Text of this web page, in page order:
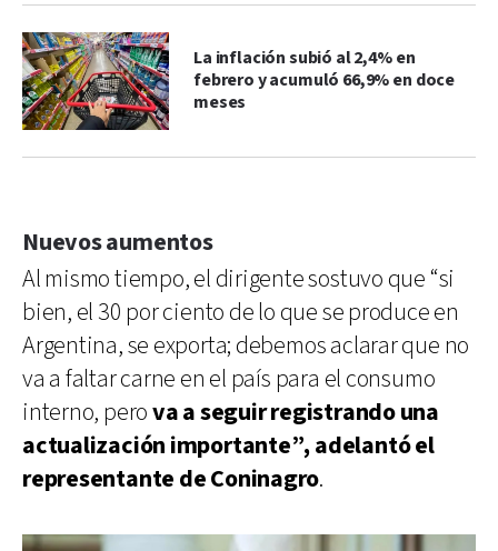
La inflación subió al 2,4% en
febrero y acumuló 66,9% en doce
meses
Nuevos aumentos
Al mismo tiempo, el dirigente sostuvo que “si
bien, el 30 por ciento de lo que se produce en
Argentina, se exporta; debemos aclarar que no
va a faltar carne en el país para el consumo
interno, perova a seguir registrando una
actualización importante”, adelantó el
representante de Coninagro.